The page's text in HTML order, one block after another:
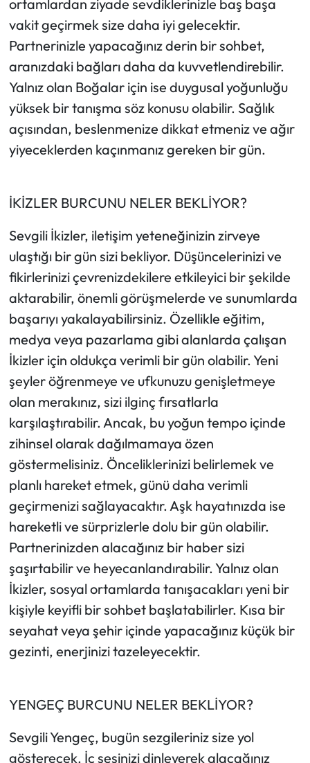
ortamlardan ziyade sevdiklerinizle baş başa
vakit geçirmek size daha iyi gelecektir.
Partnerinizle yapacağınız derin bir sohbet,
aranızdaki bağları daha da kuvvetlendirebilir.
Yalnız olan Boğalar için ise duygusal yoğunluğu
yüksek bir tanışma söz konusu olabilir. Sağlık
açısından, beslenmenize dikkat etmeniz ve ağır
yiyeceklerden kaçınmanız gereken bir gün.
İKİZLER BURCUNU NELER BEKLİYOR?
Sevgili İkizler, iletişim yeteneğinizin zirveye
ulaştığı bir gün sizi bekliyor. Düşüncelerinizi ve
fikirlerinizi çevrenizdekilere etkileyici bir şekilde
aktarabilir, önemli görüşmelerde ve sunumlarda
başarıyı yakalayabilirsiniz. Özellikle eğitim,
medya veya pazarlama gibi alanlarda çalışan
İkizler için oldukça verimli bir gün olabilir. Yeni
şeyler öğrenmeye ve ufkunuzu genişletmeye
olan merakınız, sizi ilginç fırsatlarla
karşılaştırabilir. Ancak, bu yoğun tempo içinde
zihinsel olarak dağılmamaya özen
göstermelisiniz. Önceliklerinizi belirlemek ve
planlı hareket etmek, günü daha verimli
geçirmenizi sağlayacaktır. Aşk hayatınızda ise
hareketli ve sürprizlerle dolu bir gün olabilir.
Partnerinizden alacağınız bir haber sizi
şaşırtabilir ve heyecanlandırabilir. Yalnız olan
İkizler, sosyal ortamlarda tanışacakları yeni bir
kişiyle keyifli bir sohbet başlatabilirler. Kısa bir
seyahat veya şehir içinde yapacağınız küçük bir
gezinti, enerjinizi tazeleyecektir.
YENGEÇ BURCUNU NELER BEKLİYOR?
Sevgili Yengeç, bugün sezgileriniz size yol
gösterecek. İç sesinizi dinleyerek alacağınız